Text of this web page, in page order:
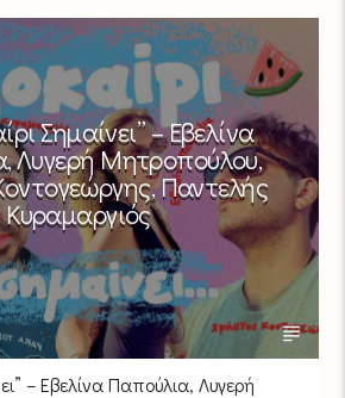
Σημαίνει” – Εβελίνα
Λυγερή Μητροπούλου,
Παντελής
Κυραμαργιός
– Εβελίνα Παπούλια, Λυγερή